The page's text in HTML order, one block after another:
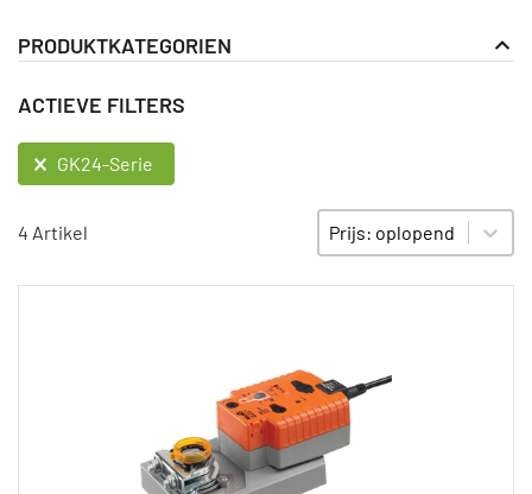
PRODUKTKATEGORIEN
Actuator 24 V
GK24-Serie
ACTIEVE FILTERS
ACTIEVE FILTERS
GK24-Serie
4 Artikel SORTIEREN
Sort content